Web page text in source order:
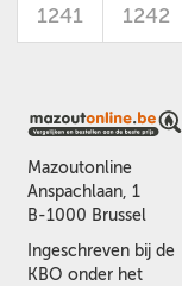
1241 1242
Mazoutonline
Anspachlaan, 1
B-1000 Brussel
Ingeschreven bij de
KBO onder het